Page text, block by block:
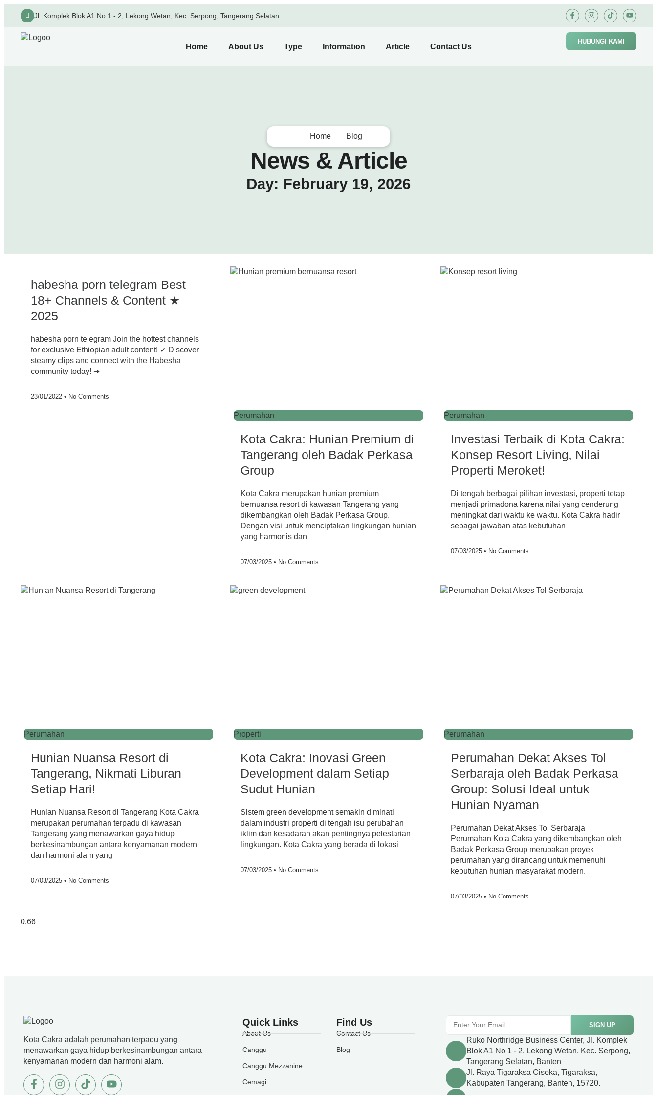
Jl. Komplek Blok A1 No 1 - 2, Lekong Wetan, Kec. Serpong, Tangerang Selatan
Home About Us Type Information Article Contact Us
HUBUNGI KAMI
Home Blog
News & Article
Day: February 19, 2026
habesha porn telegram Best
18+ Channels & Content ★
2025
habesha porn telegram Join the hottest channels
for exclusive Ethiopian adult content! ✓ Discover
steamy clips and connect with the Habesha
community today! ➔
23/01/2022 No Comments
Perumahan
Kota Cakra: Hunian Premium di
Tangerang oleh Badak Perkasa
Group
Kota Cakra merupakan hunian premium
bernuansa resort di kawasan Tangerang yang
dikembangkan oleh Badak Perkasa Group.
Dengan visi untuk menciptakan lingkungan hunian
yang harmonis dan
07/03/2025 No Comments
Perumahan
Investasi Terbaik di Kota Cakra:
Konsep Resort Living, Nilai
Properti Meroket!
Di tengah berbagai pilihan investasi, properti tetap
menjadi primadona karena nilai yang cenderung
meningkat dari waktu ke waktu. Kota Cakra hadir
sebagai jawaban atas kebutuhan
07/03/2025 No Comments
Perumahan
Hunian Nuansa Resort di
Tangerang, Nikmati Liburan
Setiap Hari!
Hunian Nuansa Resort di Tangerang Kota Cakra
merupakan perumahan terpadu di kawasan
Tangerang yang menawarkan gaya hidup
berkesinambungan antara kenyamanan modern
dan harmoni alam yang
07/03/2025 No Comments
Properti
Kota Cakra: Inovasi Green
Development dalam Setiap
Sudut Hunian
Sistem green development semakin diminati
dalam industri properti di tengah isu perubahan
iklim dan kesadaran akan pentingnya pelestarian
lingkungan. Kota Cakra yang berada di lokasi
07/03/2025 No Comments
Perumahan
Perumahan Dekat Akses Tol
Serbaraja oleh Badak Perkasa
Group: Solusi Ideal untuk
Hunian Nyaman
Perumahan Dekat Akses Tol Serbaraja
Perumahan Kota Cakra yang dikembangkan oleh
Badak Perkasa Group merupakan proyek
perumahan yang dirancang untuk memenuhi
kebutuhan hunian masyarakat modern.
07/03/2025 No Comments
Kota Cakra adalah perumahan terpadu yang
menawarkan gaya hidup berkesinambungan antara
kenyamanan modern dan harmoni alam.
Quick Links
About Us
Canggu
Canggu Mezzanine
Cemagi
Find Us
Contact Us
Blog
SIGN UP
Ruko Northridge Business Center, Jl. Komplek
Blok A1 No 1 - 2, Lekong Wetan, Kec. Serpong,
Tangerang Selatan, Banten
Jl. Raya Tigaraksa Cisoka, Tigaraksa,
Kabupaten Tangerang, Banten, 15720.